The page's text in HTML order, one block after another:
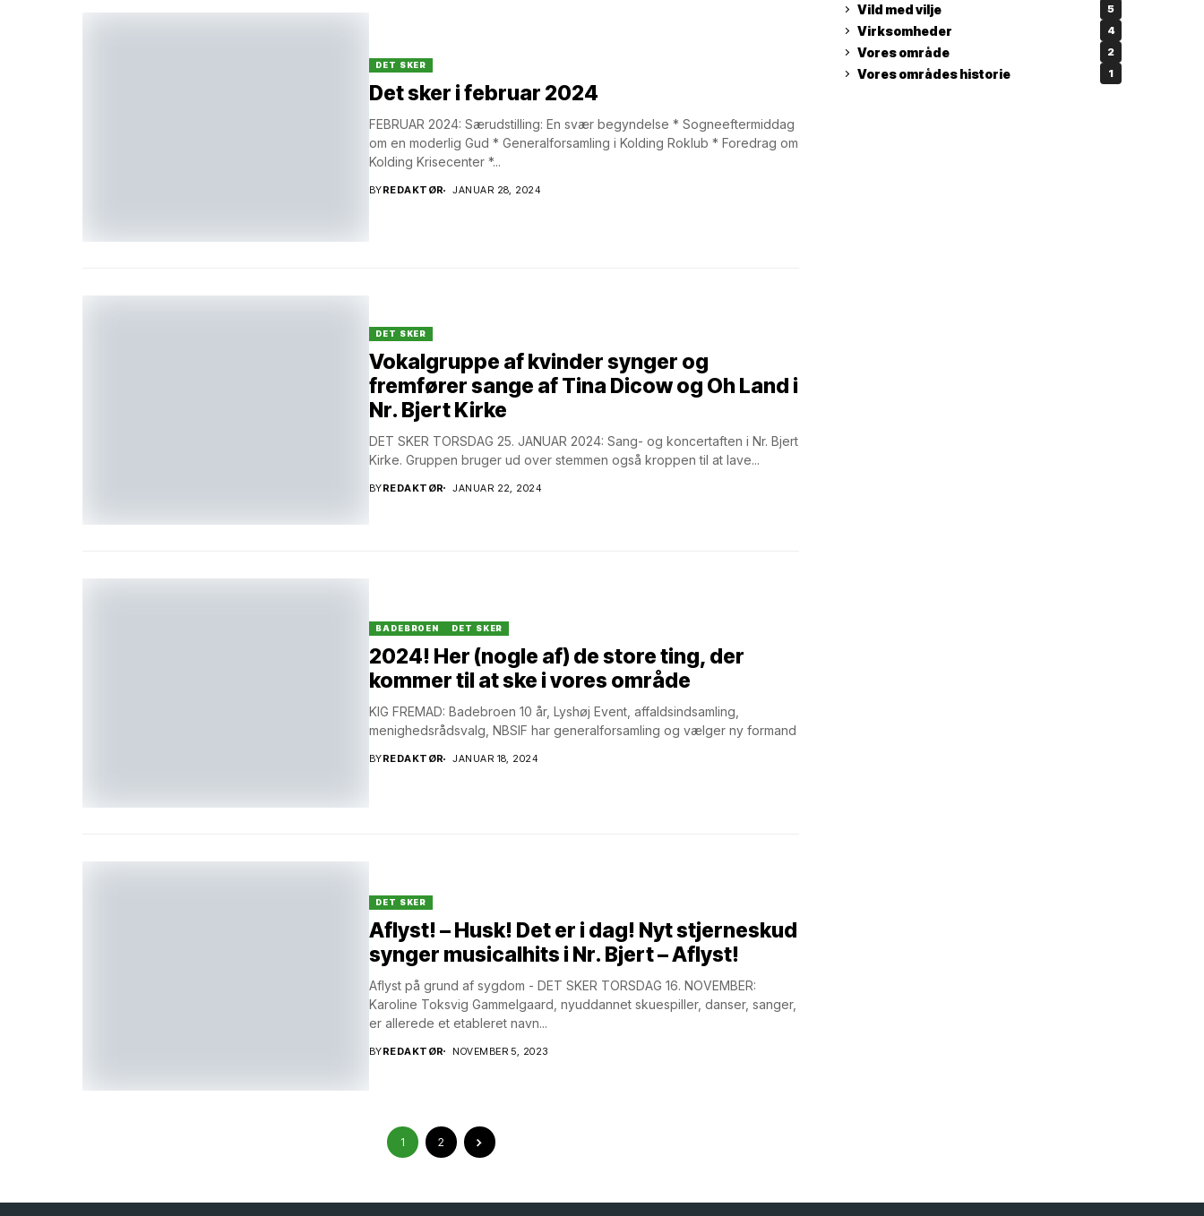
DET SKER
Det sker i februar 2024
FEBRUAR 2024: Særudstilling: En svær begyndelse * Sogneeftermiddag
om en moderlig Gud * Generalforsamling i Kolding Roklub * Foredrag om
Kolding Krisecenter *...
BYREDAKTØR JANUAR 28, 2024
DET SKER
Vokalgruppe af kvinder synger og
fremfører sange af Tina Dicow og Oh Land i
Nr. Bjert Kirke
DET SKER TORSDAG 25. JANUAR 2024: Sang- og koncertaften i Nr. Bjert
Kirke. Gruppen bruger ud over stemmen også kroppen til at lave...
BYREDAKTØR JANUAR 22, 2024
BADEBROEN DET SKER
2024! Her (nogle af) de store ting, der
kommer til at ske i vores område
KIG FREMAD: Badebroen 10 år, Lyshøj Event, affaldsindsamling,
menighedsrådsvalg, NBSIF har generalforsamling og vælger ny formand
BYREDAKTØR JANUAR 18, 2024
DET SKER
Aflyst! – Husk! Det er i dag! Nyt stjerneskud
synger musicalhits i Nr. Bjert – Aflyst!
Aflyst på grund af sygdom - DET SKER TORSDAG 16. NOVEMBER:
Karoline Toksvig Gammelgaard, nyuddannet skuespiller, danser, sanger,
er allerede et etableret navn...
BYREDAKTØR NOVEMBER 5, 2023
1 2
Vild med vilje 5
Virksomheder 4
Vores område 2
Vores områdes historie 1